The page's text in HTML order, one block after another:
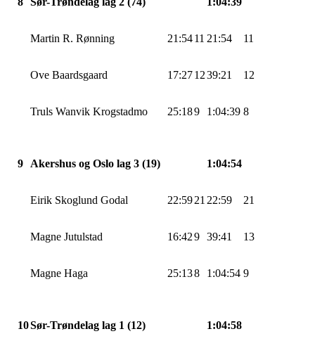
Martin R. Rønning 21:5411 21:54 11
Ove Baardsgaard 17:271239:21 12
Truls Wanvik Krogstadmo 25:189 1:04:39 8
9 Akershus og Oslo lag 3 (19) 1:04:54
Eirik Skoglund Godal 22:5921 22:59 21
Magne Jutulstad 16:429 39:41 13
Magne Haga 25:138 1:04:54 9
10Sør-Trøndelag lag 1 (12) 1:04:58